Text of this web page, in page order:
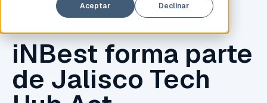
Aceptar
Declinar
INTELIGENCIA ARTIFICIAL , JALISCO
iNBest forma parte
de Jalisco Tech